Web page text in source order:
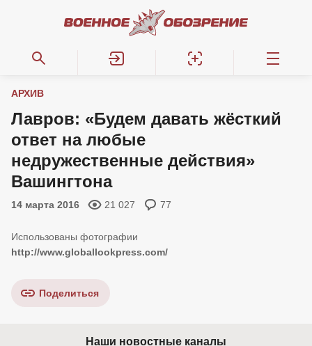
АРХИВ
Лавров: «Будем давать жёсткий
ответ на любые
недружественные действия»
Вашингтона
14 марта 2016 21 027 77
http://www.globallookpress.com/
Поделиться
Наши новостные каналы